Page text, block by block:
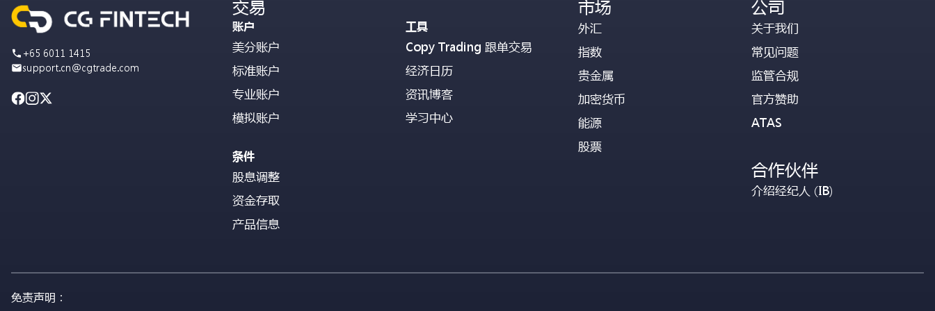
+65 6011 1415
support.cn@cgtrade.com
交易
账户
美分账户
标准账户
专业账户
模拟账户
条件
股息调整
资金存取
产品信息
工具
Copy Trading 跟单交易
经济日历
资讯博客
学习中心
市场
外汇
指数
贵金属
加密货币
能源
股票
公司
关于我们
常见问题
监管合规
官方赞助
ATAS
合作伙伴
介绍经纪人 (IB)
免责声明：